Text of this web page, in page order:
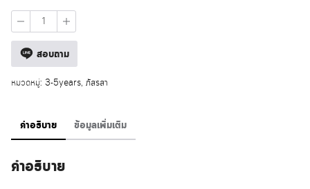
หัวใจ
จิ้ม
เกลือ
ชิ้น
สอบถาม
หมวดหมู่: 3-5years, ภัสรสา
คำอธิบาย ข้อมูลเพิ่มเติม
คำอธิบาย